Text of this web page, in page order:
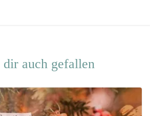
dir auch gefallen